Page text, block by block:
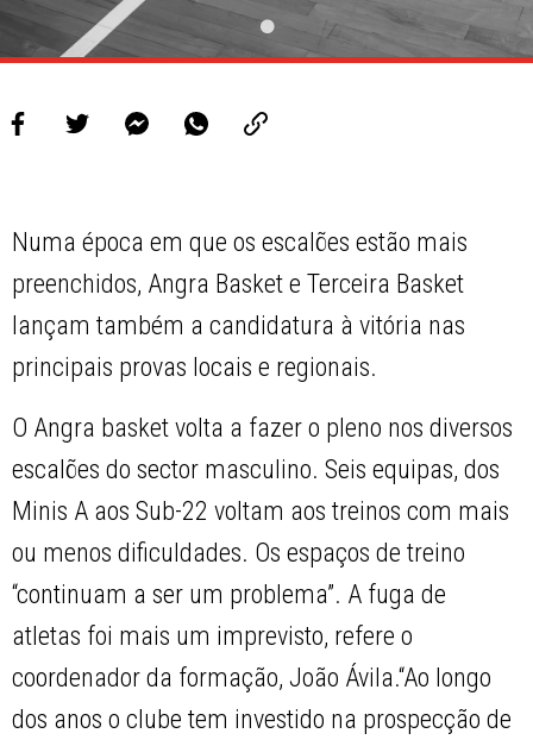
Numa época em que os escalões estão mais
preenchidos, Angra Basket e Terceira Basket
lançam também a candidatura à vitória nas
principais provas locais e regionais.
O Angra basket volta a fazer o pleno nos diversos
escalões do sector masculino. Seis equipas, dos
Minis A aos Sub-22 voltam aos treinos com mais
ou menos dificuldades. Os espaços de treino
“continuam a ser um problema”. A fuga de
atletas foi mais um imprevisto, refere o
coordenador da formação, João Ávila.“Ao longo
dos anos o clube tem investido na prospecção de